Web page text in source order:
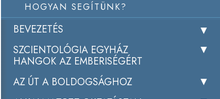
HOGYAN SEGÍTÜNK?
BEVEZETÉS
SZCIENTOLÓGIA EGYHÁZ
HANGOK AZ EMBERISÉGÉRT
AZ ÚT A BOLDOGSÁGHOZ